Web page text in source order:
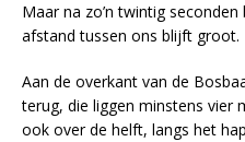
Maar na zo’n twintig
afstand tussen ons blijft groot.
Aan de overkant van de
terug, die liggen minstens vier
ook over de helft, langs het